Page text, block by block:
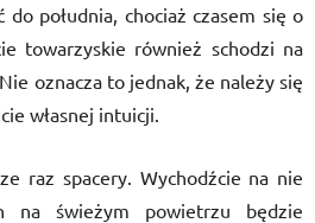
południa, chociaż czasem się o
towarzyskie również schodzi na
oznacza to jednak, że należy się
własnej intuicji.
raz spacery. Wychodźcie na nie
na świeżym powietrzu będzie